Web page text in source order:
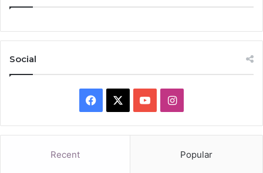
Social
Facebook YouTubeInstagram
Recent Popular